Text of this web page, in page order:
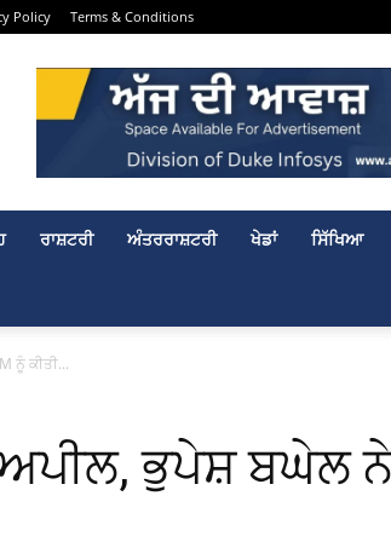
Policy Terms & Conditions
ਰਾਸ਼ਟਰੀ ਅੰਤਰਰਾਸ਼ਟਰੀ ਖੇਡਾਂ ਸਿੱਖਿਆ
ਨੂੰ ਕੀਤੀ...
ਭੁਪੇਸ਼ ਬਘੇਲ